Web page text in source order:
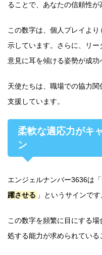
ることで、あなたの信頼性が
この数字は、個人プレイよ
示しています。さらに、リ
意見に耳を傾ける姿勢が成功
天使たちは、職場での協力
支援しています。
柔軟な適応力がキ
ン
エンジェルナンバー3636は「
躍させる 」というサインです
この数字を頻繁に目にする
処する能力が求められている